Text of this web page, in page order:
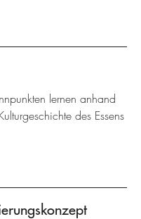
lernen anhand
des Essens